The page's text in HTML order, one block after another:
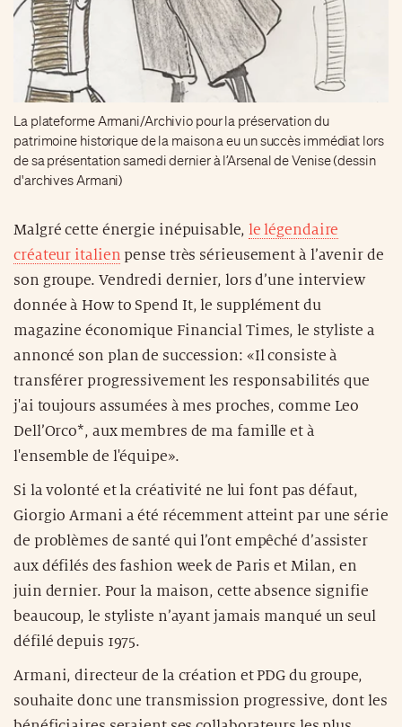
La plateforme Armani/Archivio pour la préservation du
patrimoine historique de la maison a eu un succès immédiat lors
de sa présentation samedi dernier à l’Arsenal de Venise (dessin
d'archives Armani)
Malgré cette énergie inépuisable, le légendaire
créateur italien pense très sérieusement à l’avenir de
son groupe. Vendredi dernier, lors d’une interview
donnée à How to Spend It, le supplément du
magazine économique Financial Times, le styliste a
annoncé son plan de succession: «Il consiste à
transférer progressivement les responsabilités que
j'ai toujours assumées à mes proches, comme Leo
Dell’Orco*, aux membres de ma famille et à
l'ensemble de l'équipe».
Si la volonté et la créativité ne lui font pas défaut,
Giorgio Armani a été récemment atteint par une série
de problèmes de santé qui l’ont empêché d’assister
aux défilés des fashion week de Paris et Milan, en
juin dernier. Pour la maison, cette absence signifie
beaucoup, le styliste n’ayant jamais manqué un seul
défilé depuis 1975.
Armani, directeur de la création et PDG du groupe,
souhaite donc une transmission progressive, dont les